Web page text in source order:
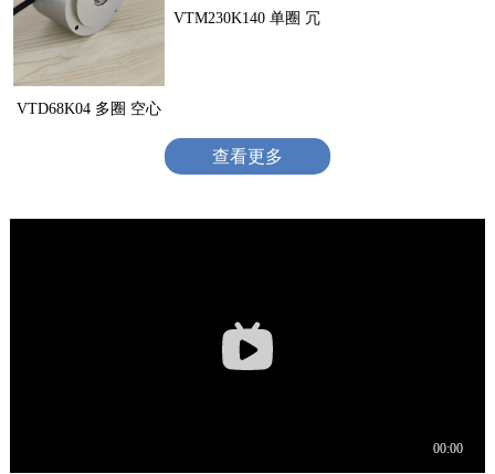
VTD68K04 多圈 空心
VTM230K140 单圈 冗
查看更多